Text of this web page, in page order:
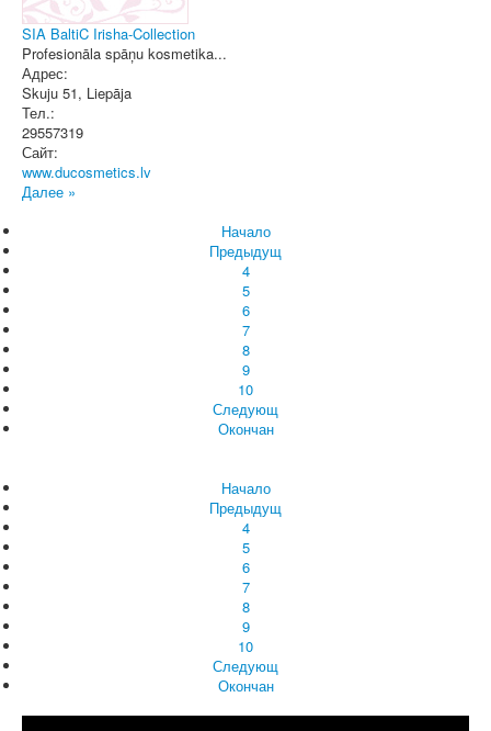
SIA BaltiC Irisha-Collection
Profesionāla spāņu kosmetika...
Адрес:
Skuju 51, Liepāja
Тел.:
29557319
Сайт:
www.ducosmetics.lv
Далее »
Начало
Предыдущ
4
5
6
7
8
9
10
Следующ
Окончан
Начало
Предыдущ
4
5
6
7
8
9
10
Следующ
Окончан